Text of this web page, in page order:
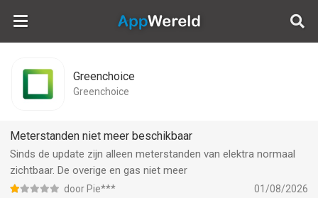
AppWereld
Greenchoice
Greenchoice
Meterstanden niet meer beschikbaar
Sinds de update zijn alleen meterstanden van elektra normaal
zichtbaar. De overige en gas niet meer
door Pie*** 01/08/2026